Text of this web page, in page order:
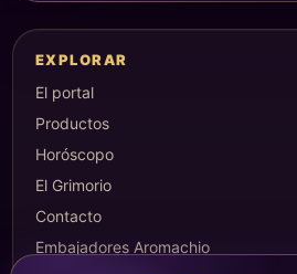
EXPLORAR
El portal
Productos
Horóscopo
El Grimorio
Contacto
Embajadores Aromachio